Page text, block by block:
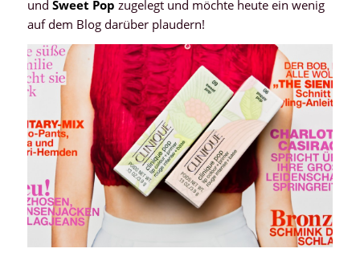
und Sweet Pop zugelegt und möchte heute ein wenig
auf dem Blog darüber plaudern!